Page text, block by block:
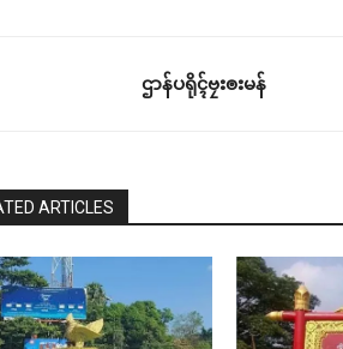
ဌာန်ပရိုၚ်ဗၠးၜးမန်
ARTICLES